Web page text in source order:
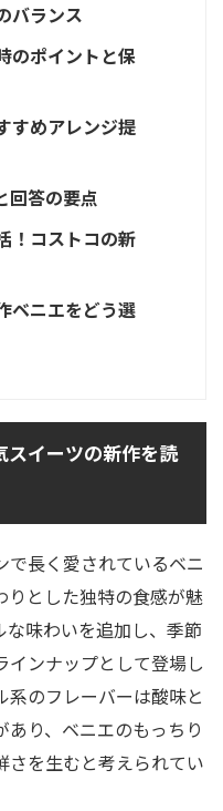
バランス
のポイントと保
すめアレンジ提
回答の要点
！コストコの新
ベニエをどう選
スイーツの新作を読
で長く愛されているベニ
りとした独特の食感が魅
味わいを追加し、季節
インナップとして登場し
系のフレーバーは酸味と
り、ベニエのもっちり
さを生むと考えられてい